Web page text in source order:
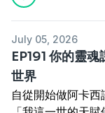
https://
💗對Amber的天
官網進行預約。
#《仙姑行不行》
#《仙姑行不行》
*緊急事件預約請
邊正需要貴人、或
#人生大小事仙姑
爺 #仙粉
#《仙姑行不行》
生的忍與佛菩薩
說這裡的眾生有三
成佛 📖 《地藏經
往西的取經路線
河沙染成黃金的「
力。但Alice 都提
通靈、我在幫助
題。心裡想的是
股票買對、讓我變
係、情緒管理、人
July 05, 2026
EP191 你的靈
世界
自從開始做阿卡西